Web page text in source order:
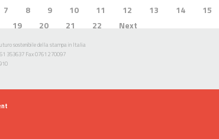
7 8 9 10 11 12 13 14
15
19 20 21 22 Next
sostenibile della stampa in Italia
353637 Fax 0761 270097